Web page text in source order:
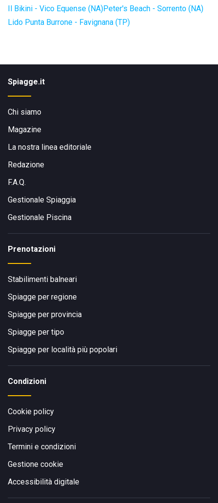
Il Bikini - Vico Equense (NA)Peter's Beach - Sorrento (NA)
Lido Punta Burrone - Favignana (TP)
Spiagge.it
Chi siamo
Magazine
La nostra linea editoriale
Redazione
F.A.Q.
Gestionale Spiaggia
Gestionale Piscina
Prenotazioni
Stabilimenti balneari
Spiagge per regione
Spiagge per provincia
Spiagge per tipo
Spiagge per località più popolari
Condizioni
Cookie policy
Privacy policy
Termini e condizioni
Gestione cookie
Accessibilità digitale